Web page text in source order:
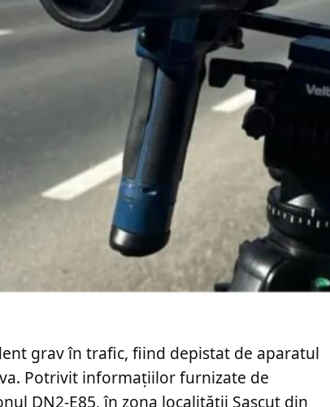
grav în trafic, fiind depistat de aparatul
Potrivit informațiilor furnizate de
DN2-E85, în zona localității Sascut din